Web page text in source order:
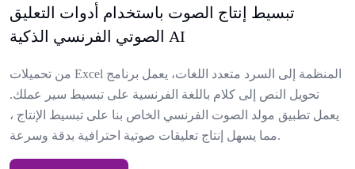
تبسيط إنتاج الصوت باستخدام أدوات التعليق
الصوتي الفرنسي الذكية AI
من تحميلات Excel المنظمة إلى السرد متعدد اللغات، يعمل برنامج
تحويل النص إلى كلام باللغة الفرنسية على تبسيط سير عملك.
يعمل تطبيق مولد الصوت الفرنسي الخاص بنا على تبسيط الإنتاج ،
مما يسهل إنتاج تعليقات صوتية احترافية بدقة وسرعة.